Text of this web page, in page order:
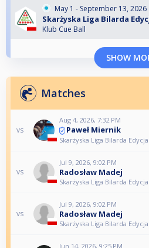
May 1 - September 13, 2026
Skarżyska Liga Bilarda
Klub Cue Ball
SHOW
Matches
vs
Aug 4, 2026, 7:32 PM
Paweł Miernik
Skarżyska Liga Bilarda Edycja
vs
Jul 9, 2026, 9:02 PM
Radosław Madej
Skarżyska Liga Bilarda Edycja
vs
Jul 9, 2026, 9:02 PM
Radosław Madej
Skarżyska Liga Bilarda Edycja
Jun 14, 2026, 9:25 PM